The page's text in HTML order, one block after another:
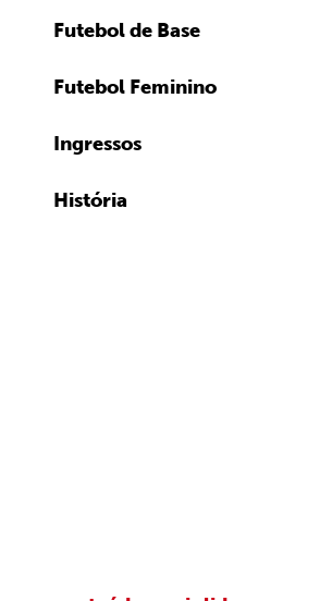
Futebol de Base
Futebol Feminino
Ingressos
História